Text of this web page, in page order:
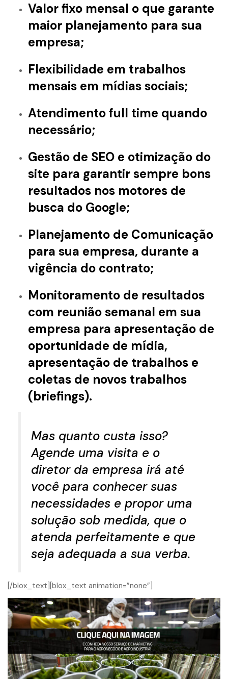
Valor fixo mensal o que garante
maior planejamento para sua
empresa;
Flexibilidade em trabalhos
mensais em mídias sociais;
Atendimento full time quando
necessário;
Gestão de SEO e otimização do
site para garantir sempre bons
resultados nos motores de
busca do Google;
Planejamento de Comunicação
para sua empresa, durante a
vigência do contrato;
Monitoramento de resultados
com reunião semanal em sua
empresa para apresentação de
oportunidade de mídia,
apresentação de trabalhos e
coletas de novos trabalhos
(briefings).
Mas quanto custa isso?
Agende uma visita e o
diretor da empresa irá até
você para conhecer suas
necessidades e propor uma
solução sob medida, que o
atenda perfeitamente e que
seja adequada a sua verba.
[/blox_text][blox_text animation=”none”]